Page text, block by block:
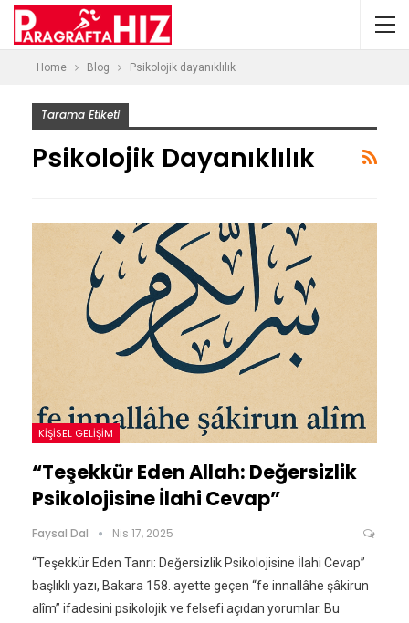
Home Blog Psikolojik dayanıklılık
Tarama Etiketi
Psikolojik Dayanıklılık
KIŞISEL GELIŞIM
“Teşekkür Eden Allah: Değersizlik
Psikolojisine İlahi Cevap”
Faysal Dal Nis 17, 2025
“Teşekkür Eden Tanrı: Değersizlik Psikolojisine İlahi Cevap”
başlıklı yazı, Bakara 158. ayette geçen “fe innallâhe şâkirun
alîm” ifadesini psikolojik ve felsefi açıdan yorumlar. Bu